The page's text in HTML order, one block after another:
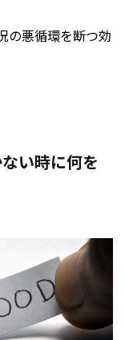
の悪循環を断つ効
い時に何を